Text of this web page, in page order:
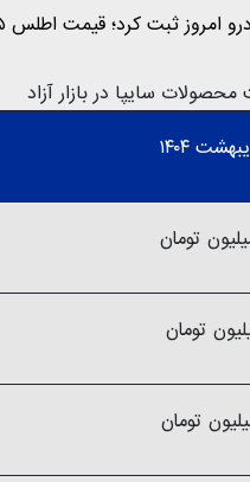
قیمت اطلس ۵۹۵ میلیون تومان است.
سایپا در بازار آزاد